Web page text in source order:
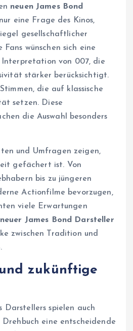
neuen James Bond
eine Frage des Kinos,
gesellschaftlicher
wünschen sich eine
von 007, die
stärker berücksichtigt.
die auf klassische
setzen. Diese
die Auswahl besonders
und Umfragen zeigen,
gefächert ist. Von
bis zu jüngeren
Actionfilme bevorzugen,
viele Erwartungen
neuer James Bond Darsteller
zwischen Tradition und
zukünftige
Darstellers spielen auch
Drehbuch eine entscheidende